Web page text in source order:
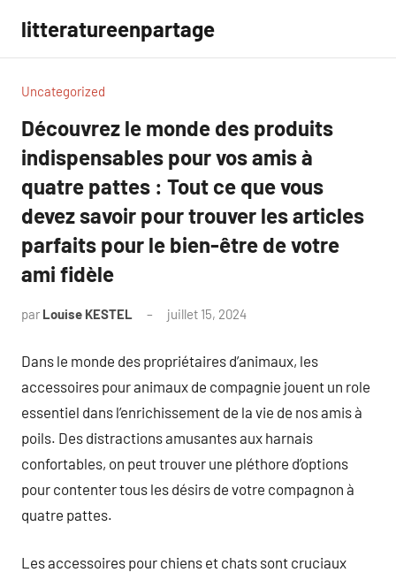
contenu
litteratureenpartage
Uncategorized
Découvrez le monde des produits
indispensables pour vos amis à
quatre pattes : Tout ce que vous
devez savoir pour trouver les articles
parfaits pour le bien-être de votre
ami fidèle
par Louise KESTEL juillet 15, 2024
Dans le monde des propriétaires d’animaux, les
accessoires pour animaux de compagnie jouent un role
essentiel dans l’enrichissement de la vie de nos amis à
poils. Des distractions amusantes aux harnais
confortables, on peut trouver une pléthore d’options
pour contenter tous les désirs de votre compagnon à
quatre pattes.
Les accessoires pour chiens et chats sont cruciaux